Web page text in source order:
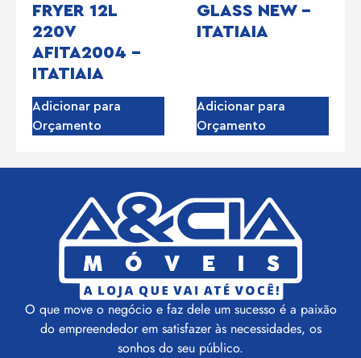
FRYER 12L
220V
AFITA2004 –
ITATIAIA
Adicionar para
Orçamento
GLASS NEW –
ITATIAIA
Adicionar para
Orçamento
O que move o negócio e faz dele um sucesso é a paixão
do empreendedor em satisfazer às necessidades, os
sonhos do seu público.